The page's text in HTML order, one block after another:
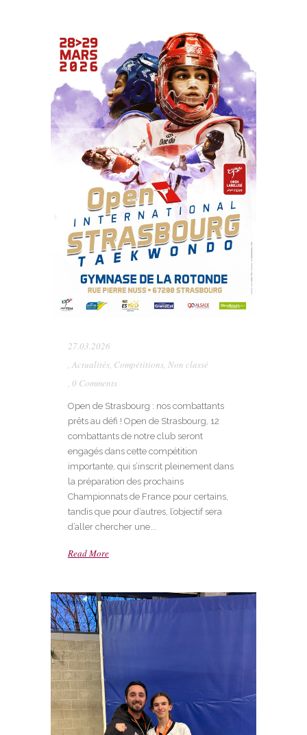
27.03.2026
, Actualités, Compétitions, Non classé
, 0 Comments
Open de Strasbourg : nos combattants
prêts au défi ! Open de Strasbourg, 12
combattants de notre club seront
engagés dans cette compétition
importante, qui s’inscrit pleinement dans
la préparation des prochains
Championnats de France pour certains,
tandis que pour d’autres, l’objectif sera
d’aller chercher une...
Read More